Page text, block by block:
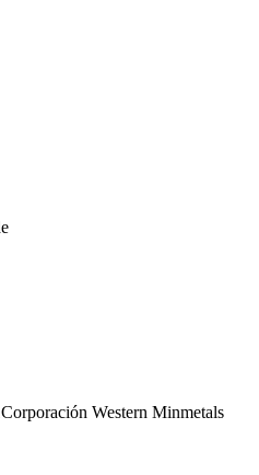
Western Minmetals